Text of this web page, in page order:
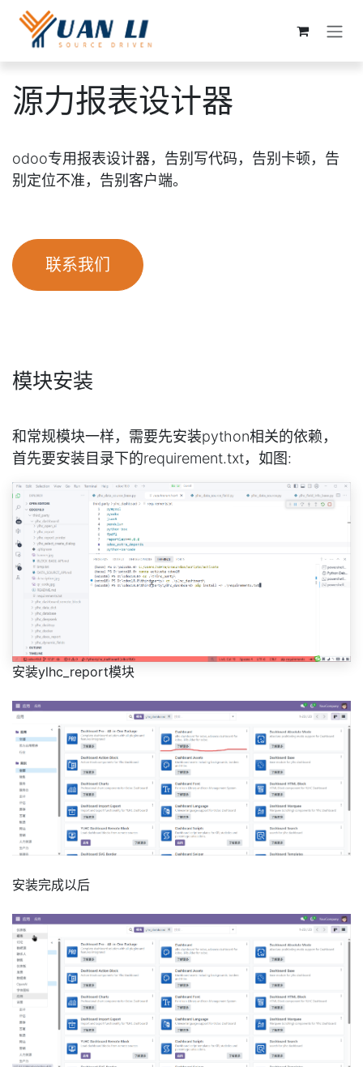
跳至内容
源力报表设计器
odoo专用报表设计器，告别写代码，告别卡顿，告
别定位不准，告别客户端。
联系我们
模块安装
和常规模块一样，需要先安装python相关的依赖，
首先要安装目录下的requirement.txt，如图:
安装ylhc_report模块
安装完成以后